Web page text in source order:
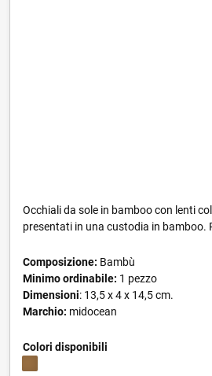
Occhiali da sole in bamboo con lenti
presentati in una custodia in bamboo.
Composizione: Bambù
Minimo ordinabile: 1 pezzo
Dimensioni: 13,5 x 4 x 14,5 cm.
Marchio: midocean
Colori disponibili